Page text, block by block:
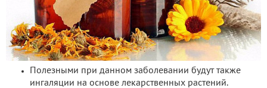
Полезными при данном заболевании будут также
ингаляции на основе лекарственных растений.